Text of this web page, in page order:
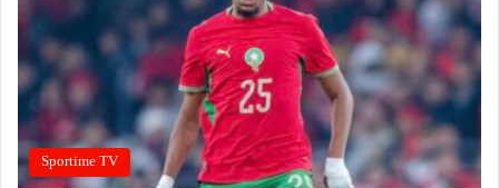
Sportime TV